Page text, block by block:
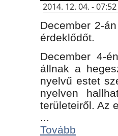
2014. 12. 04. -
December 2-
érdeklődőt.
December 4-
állnak a
nyelvű estet
nyelven
területeiről. Az
...
Tovább